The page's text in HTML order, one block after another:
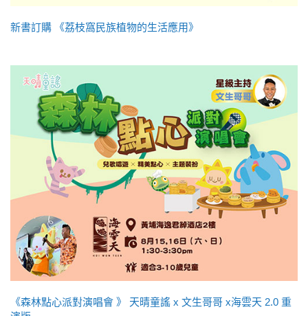
新書訂購 《荔枝窩民族植物的生活應用》
《森林點心派對演唱會 》 天晴童謠 x 文生哥哥 x海雲天 2.0 重